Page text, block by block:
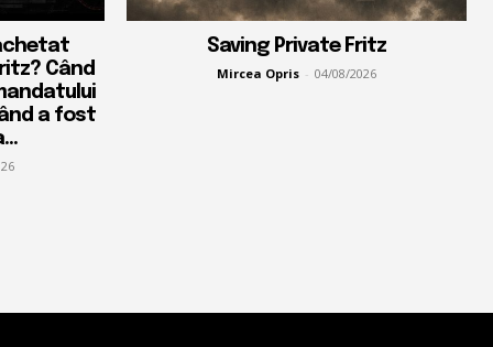
Când
a fost
Saving Private Fritz
Mircea Opris - 04/08/2026